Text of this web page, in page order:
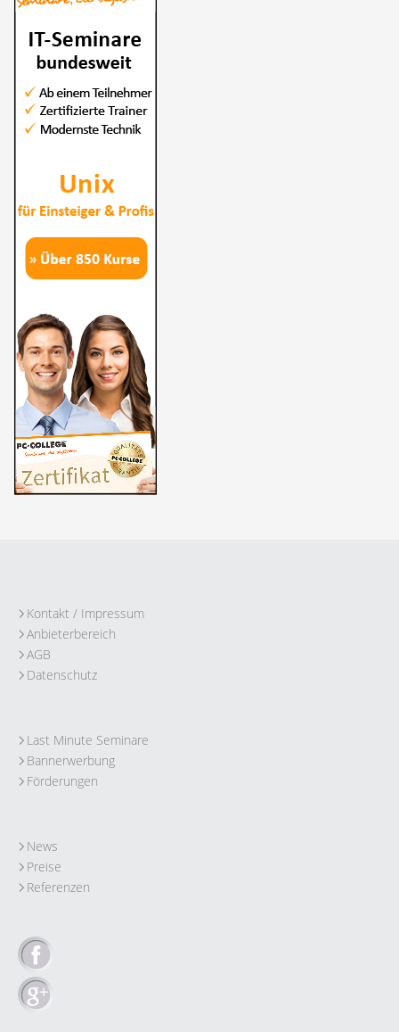
Kontakt / Impressum
Anbieterbereich
AGB
Datenschutz
Last Minute Seminare
Bannerwerbung
Förderungen
News
Preise
Referenzen